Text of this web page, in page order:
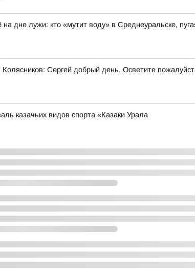
на дне лужи: кто «мутит воду» в Среднеуральске,
Колясников: Сергей добрый день. Осветите
казачьих видов спорта «Казаки Урала